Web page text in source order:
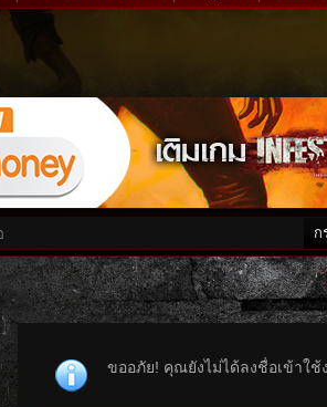
ก
ขออภัย! คุณยังไม่ได้ลงชื่อเข้าใช้